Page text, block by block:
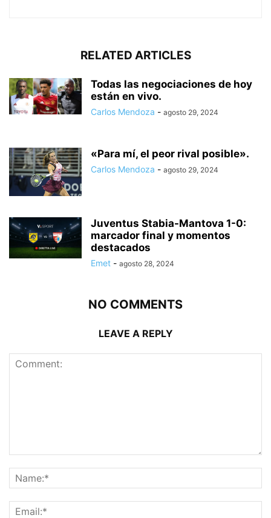
RELATED ARTICLES
Todas las negociaciones de hoy
están en vivo.
Carlos Mendoza - agosto 29, 2024
«Para mí, el peor rival posible».
Carlos Mendoza - agosto 29, 2024
Juventus Stabia-Mantova 1-0:
marcador final y momentos
destacados
Emet - agosto 28, 2024
NO COMMENTS
LEAVE A REPLY